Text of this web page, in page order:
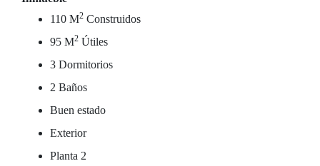
110 M2 Construidos
95 M2 Útiles
3 Dormitorios
2 Baños
Buen estado
Exterior
Planta 2